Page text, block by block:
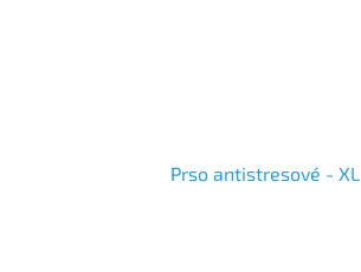
Prso antistresové - XL